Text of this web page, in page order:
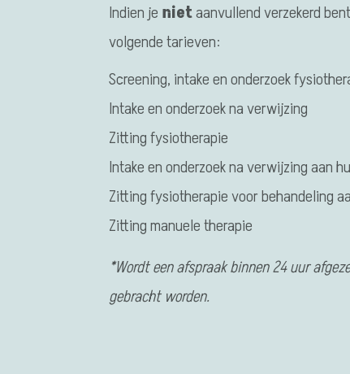
Indien je nietaanvullend verzekerd
volgende tarieven:
Screening, intake en onderzoek
Intake en onderzoek na verwijzing
Zitting fysiotherapie
Intake en onderzoek na verwijzing aan
Zitting fysiotherapie voor behandeling
Zitting manuele therapie
*Wordt een afspraak binnen 24 uur
gebracht worden.